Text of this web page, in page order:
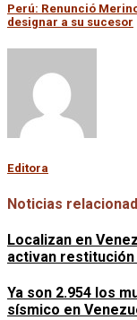
Perú: Renunció
designar a su sucesor
Editora
Noticias
Localizan en
activan
Ya son 2.954 los
sísmico en